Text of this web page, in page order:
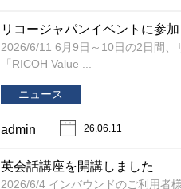
リコージャパンイベントに参
2026/6/11 6月9日～10日の2日間、
「RICOH Value ...
ニュース
admin 26.06.11
英会話講座を開講しました
2026/6/4 インバウンドのご利用者